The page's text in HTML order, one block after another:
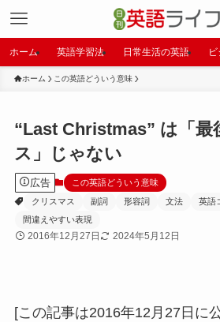
ホーム 英語学習法 日常生活の英語
ホーム この英語どういう意味
“Last Christmas” は「最
ス」じゃない
広告
この英語どういう意味
クリスマス
副詞 形容詞 文法 英語
間違えやすい表現
2016年12月27日 2024年5月12日
[この記事は2016年12月27日に